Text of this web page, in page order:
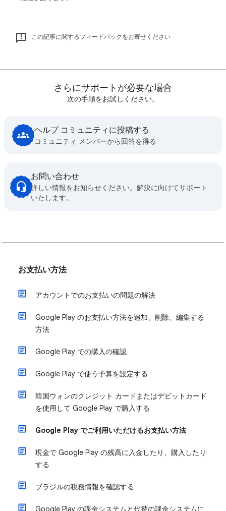
この記事に関するフィードバックをお寄せください
さらにサポートが必要な場合
次の手順をお試しください。
ヘルプ コミュニティに投稿する
コミュニティ メンバーから回答を得る
お問い合わせ
詳しい情報をお知らせください。解決に向けてサポート
いたします。
お支払い方法
アカウントでのお支払いの問題の解決
Google Play のお支払い方法を追加、削除、編集する
方法
Google Play での購入の確認
Google Play で使う予算を設定する
韓国ウォンのクレジット カードまたはデビットカード
を使用して Google Play で購入する
Google Play でご利用いただけるお支払い方法
現金で Google Play の残高に入金したり、購入したり
する
ブラジルの税務情報を確認する
Google Play の課金システムと代替の課金システムに